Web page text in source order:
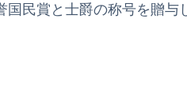
民賞と士爵の称号を贈与